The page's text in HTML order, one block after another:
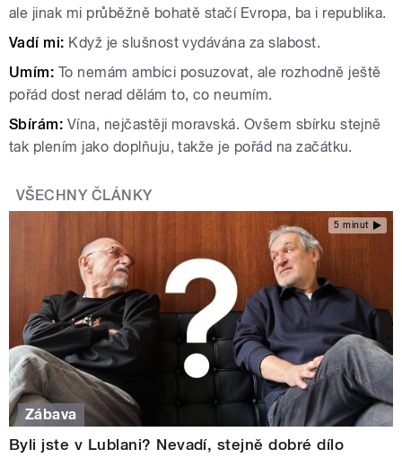
ale jinak mi průběžně bohatě stačí Evropa, ba i republika.
Vadí mi: Když je slušnost vydávána za slabost.
Umím: To nemám ambici posuzovat, ale rozhodně ještě
pořád dost nerad dělám to, co neumím.
Sbírám: Vína, nejčastěji moravská. Ovšem sbírku stejně
tak plením jako doplňuju, takže je pořád na začátku.
VŠECHNY ČLÁNKY
5 minut
Zábava
Byli jste v Lublani? Nevadí, stejně dobré dílo